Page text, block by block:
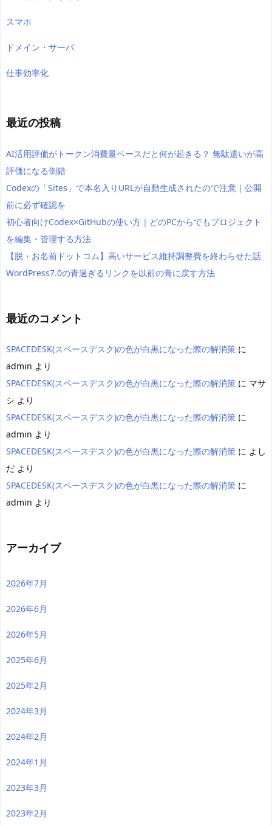
スマホ
ドメイン・サーバ
仕事効率化
最近の投稿
AI活用評価がトークン消費量ベースだと何が起きる？ 無駄遣いが高
評価になる倒錯
Codexの「Sites」で本名入りURLが自動生成されたので注意｜公開
前に必ず確認を
初心者向けCodex×GitHubの使い方｜どのPCからでもプロジェクト
を編集・管理する方法
【脱・お名前ドットコム】高いサービス維持調整費を終わらせた話
WordPress7.0の青過ぎるリンクを以前の青に戻す方法
最近のコメント
SPACEDESK(スペースデスク)の色が白黒になった際の解消策 に
admin より
SPACEDESK(スペースデスク)の色が白黒になった際の解消策 に マサ
シ より
SPACEDESK(スペースデスク)の色が白黒になった際の解消策 に
admin より
SPACEDESK(スペースデスク)の色が白黒になった際の解消策 に よし
だ より
SPACEDESK(スペースデスク)の色が白黒になった際の解消策 に
admin より
アーカイブ
2026年7月
2026年6月
2026年5月
2025年6月
2025年2月
2024年3月
2024年2月
2024年1月
2023年3月
2023年2月